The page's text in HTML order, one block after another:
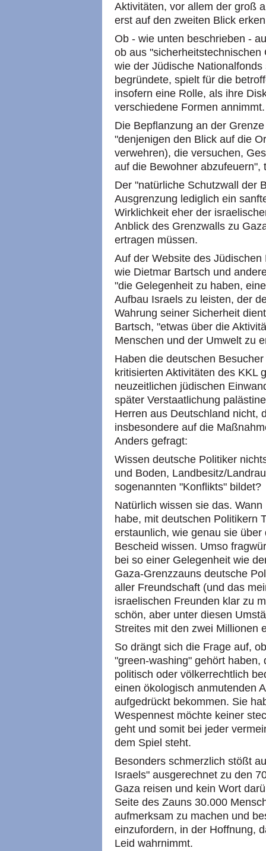
Aktivitäten, vor allem der groß
erst auf den zweiten Blick
Ob - wie unten beschrieben -
ob aus
wie der Jüdische
begründete, spielt für die
insofern eine Rolle, als ihre
verschiedene Formen annimmt.
Die Bepflanzung an der
"denjenigen den Blick auf die
verwehren), die versuchen,
auf die Bewohner abzufeuern",
Der "natürliche Schutzwall der
Ausgrenzung lediglich ein
Wirklichkeit eher der
Anblick des Grenzwalls zu
ertragen müssen.
Auf der Website des
wie Dietmar Bartsch und
"die Gelegenheit zu haben,
Aufbau Israels zu leisten, der
Wahrung seiner Sicherheit
Bartsch, "etwas über die
Menschen und der Umwelt zu
Haben die deutschen
kritisierten Aktivitäten des KKL
neuzeitlichen jüdischen
später Verstaatlichung
Herren aus Deutschland nicht,
insbesondere auf die
Anders gefragt:
Wissen deutsche Politiker
und Boden, Landbesitz/
sogenannten "Konflikts" bildet?
Natürlich wissen sie das.
habe, mit deutschen Politikern
erstaunlich, wie genau sie
Bescheid wissen. Umso
bei so einer Gelegenheit wie
Gaza-Grenzzauns deutsche
aller Freundschaft (und das
israelischen Freunden klar zu
schön, aber unter diesen
Streites mit den zwei Millionen
So drängt sich die Frage auf,
"green-washing" gehört
politisch oder völkerrechtlich
einen ökologisch anmutenden
aufgedrückt bekommen. Sie
Wespennest möchte keiner
geht und somit bei jeder
dem Spiel steht.
Besonders schmerzlich stößt
Israels" ausgerechnet zu den
Gaza reisen und kein Wort
Seite des Zauns 30.000
aufmerksam zu machen und
einzufordern, in der Hoffnung,
Leid wahrnimmt.